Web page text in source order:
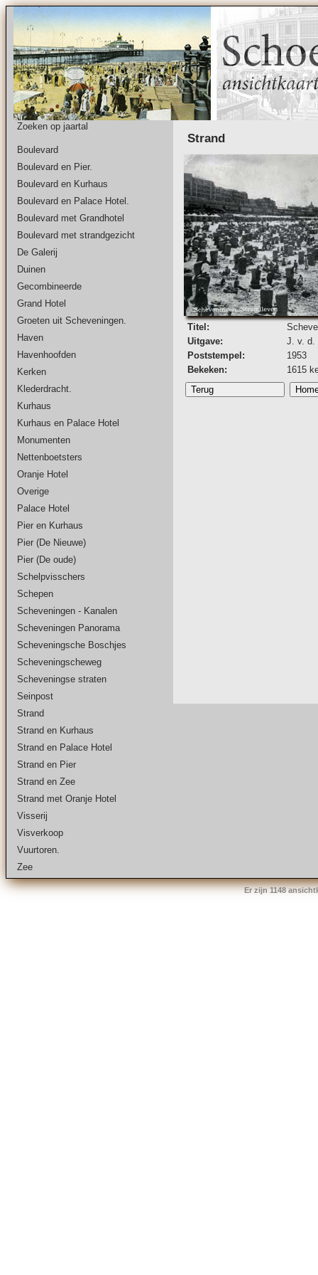
Zoeken op jaartal
Boulevard
Boulevard en Pier.
Boulevard en Kurhaus
Boulevard en Palace Hotel.
Boulevard met Grandhotel
Boulevard met strandgezicht
De Galerij
Duinen
Gecombineerde
Grand Hotel
Groeten uit Scheveningen.
Haven
Havenhoofden
Kerken
Klederdracht.
Kurhaus
Kurhaus en Palace Hotel
Monumenten
Nettenboetsters
Oranje Hotel
Overige
Palace Hotel
Pier en Kurhaus
Pier (De Nieuwe)
Pier (De oude)
Schelpvisschers
Schepen
Scheveningen - Kanalen
Scheveningen Panorama
Scheveningsche Boschjes
Scheveningscheweg
Scheveningse straten
Seinpost
Strand
Strand en Kurhaus
Strand en Palace Hotel
Strand en Pier
Strand en Zee
Strand met Oranje Hotel
Visserij
Visverkoop
Vuurtoren.
Zee
Strand
Titel:
Uitgave:
J. v. d.
Poststempel:
1953
Bekeken:
1615
Er zijn 1148